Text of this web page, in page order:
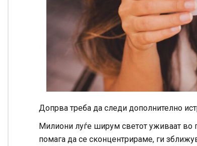
Допрва треба да следи дополнително
Милиони луѓе ширум светот уживаат во
помага да се сконцентрираме, ги